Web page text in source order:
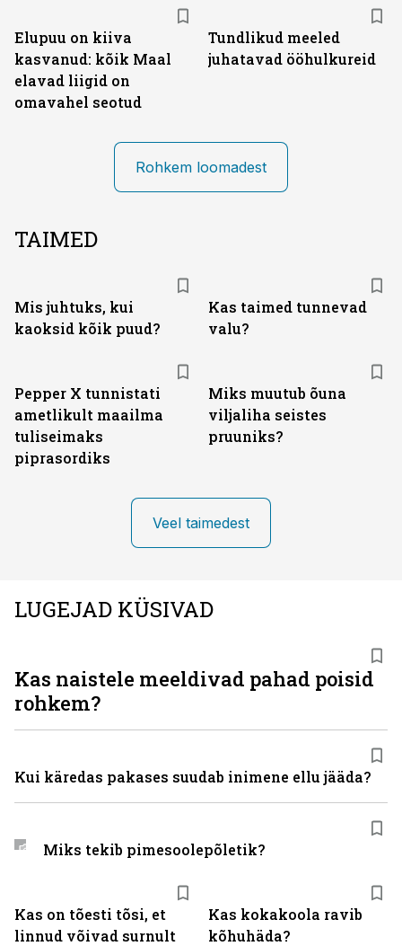
Elupuu on kiiva
kasvanud: kõik Maal
elavad liigid on
omavahel seotud
Tundlikud meeled
juhatavad ööhulkureid
Rohkem loomadest
TAIMED
Mis juhtuks, kui
kaoksid kõik puud?
Kas taimed tunnevad
valu?
Pepper X tunnistati
ametlikult maailma
tuliseimaks
piprasordiks
Miks muutub õuna
viljaliha seistes
pruuniks?
Veel taimedest
LUGEJAD KÜSIVAD
Kas on tõesti tõsi, et
linnud võivad surnult
Kas kokakoola ravib
kõhuhäda?
Kas naistele meeldivad pahad poisid
rohkem?
Kui käredas pakases suudab inimene ellu jääda?
Miks tekib pimesoolepõletik?